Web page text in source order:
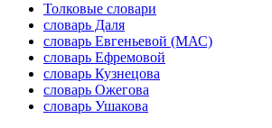
Толковые словари
словарь Даля
словарь Евгеньевой (МАС)
словарь Ефремовой
словарь Кузнецова
словарь Ожегова
словарь Ушакова